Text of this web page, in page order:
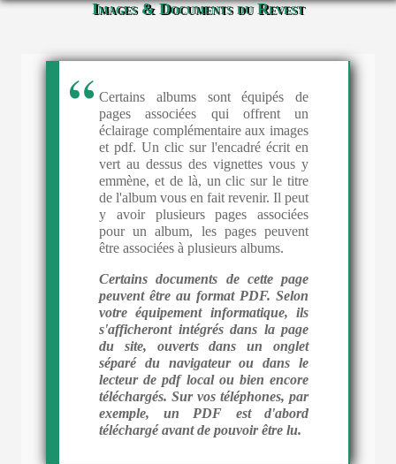
Images & Documents du Revest
Certains albums sont équipés de
pages associées qui offrent un
éclairage complémentaire aux images
et pdf. Un clic sur l'encadré écrit en
vert au dessus des vignettes vous y
emmène, et de là, un clic sur le titre
de l'album vous en fait revenir. Il peut
y avoir plusieurs pages associées
pour un album, les pages peuvent
être associées à plusieurs albums.
Certains documents de cette page
peuvent être au format PDF. Selon
votre équipement informatique, ils
s'afficheront intégrés dans la page
du site, ouverts dans un onglet
séparé du navigateur ou dans le
lecteur de pdf local ou bien encore
téléchargés. Sur vos téléphones, par
exemple, un PDF est d'abord
téléchargé avant de pouvoir être lu.